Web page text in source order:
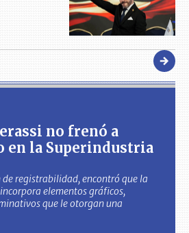
no frenó a
en la Superindustria
de registrabilidad, encontró que la
elementos gráficos,
que le otorgan una